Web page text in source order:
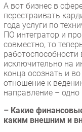
А вот бизнес в
перестраивать
года услуги по
ПО интегратор и
совместно, то
исключительно на
конца осознать и
отношение к
направление – одно
– Какие
каким внешним и